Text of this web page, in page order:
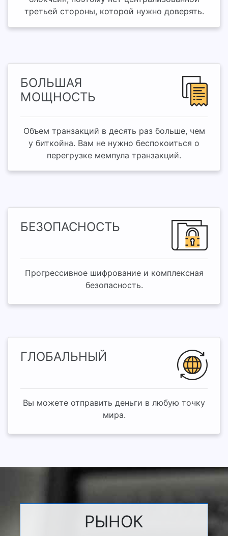
третьей стороны, которой нужно доверять.
БОЛЬШАЯ
МОЩНОСТЬ
Объем транзакций в десять раз больше, чем
у биткойна. Вам не нужно беспокоиться о
перегрузке мемпула транзакций.
БЕЗОПАСНОСТЬ
Прогрессивное шифрование и комплексная
безопасность.
ГЛОБАЛЬНЫЙ
Вы можете отправить деньги в любую точку
мира.
РЫНОК